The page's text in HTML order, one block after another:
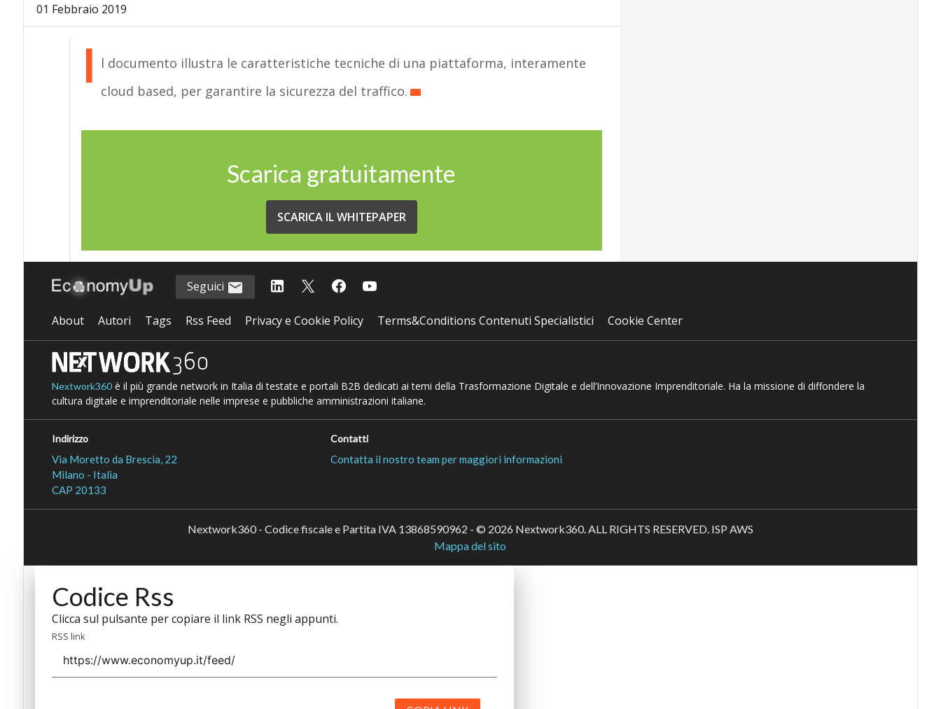
01 Febbraio 2019
I l documento illustra le caratteristiche tecniche di una piattaforma, interamente
cloud based, per garantire la sicurezza del traffico.
Scarica gratuitamente
SCARICA IL WHITEPAPER
Seguici
About Autori Tags Rss Feed Privacy e Cookie Policy Terms&Conditions Contenuti Specialistici Cookie Center
Nextwork360è il più grande network in Italia di testate e portali B2B dedicati ai temi della Trasformazione Digitale e dell’Innovazione Imprenditoriale. Ha la missione di diffondere la
cultura digitale e imprenditoriale nelle imprese e pubbliche amministrazioni italiane.
Indirizzo
Via Moretto da Brescia, 22
Milano - Italia
CAP 20133
Contatti
Contatta il nostro team per maggiori informazioni
Nextwork360 - Codice fiscale e Partita IVA 13868590962 - © 2026 Nextwork360. ALL RIGHTS RESERVED. ISP AWS
Mappa del sito
Codice Rss
Clicca sul pulsante per copiare il link RSS negli appunti.
RSS link